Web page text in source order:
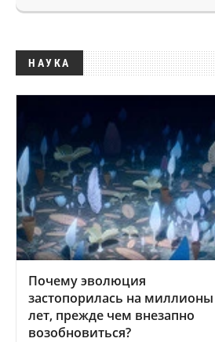
НАУКА
Почему эволюция
застопорилась на миллионы
лет, прежде чем внезапно
возобновиться?